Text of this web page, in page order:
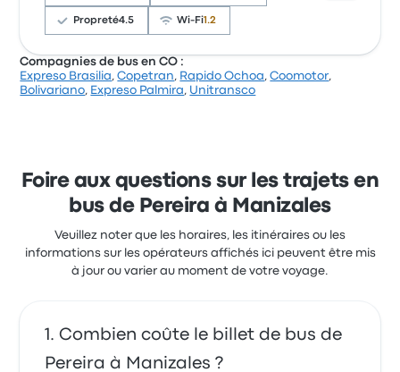
voyage commencer à 6 €
Propreté4.5 Wi-Fi1.2
Sur un total de 351 avis, la compagnie a reçu la note
commencer à 7 €
Compagnies de bus en CO :
Expreso Brasilia,Copetran, Rapido Ochoa,Coomotor,
Bolivariano, Expreso Palmira, Unitransco
Foire aux questions sur les trajets en
bus de Pereira à Manizales
Veuillez noter que les horaires, les itinéraires ou les
informations sur les opérateurs affichés ici peuvent être mis
à jour ou varier au moment de votre voyage.
Combien coûte le billet de bus de
Pereira à Manizales ?